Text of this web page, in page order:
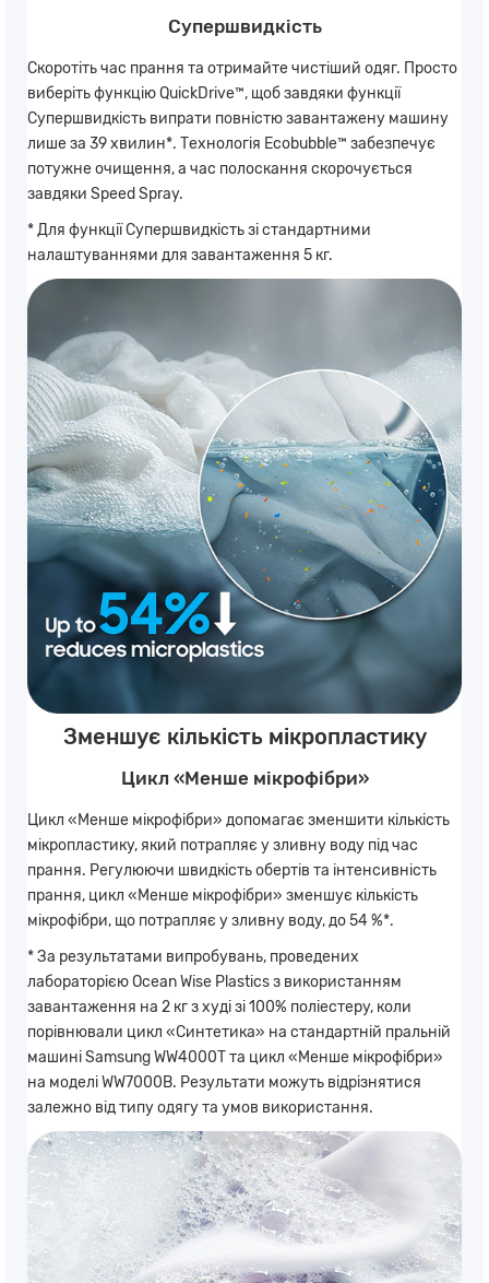
Супершвидкість
Скоротіть час прання та отримайте чистіший одяг. Просто
виберіть функцію QuickDrive™, щоб завдяки функції
Супершвидкість випрати повністю завантажену машину
лише за 39 хвилин*. Технологія Ecobubble™ забезпечує
потужне очищення, а час полоскання скорочується
завдяки Speed Spray.
* Для функції Супершвидкість зі стандартними
налаштуваннями для завантаження 5 кг.
Зменшує кількість мікропластику
Цикл «Менше мікрофібри»
Цикл «Менше мікрофібри» допомагає зменшити кількість
мікропластику, який потрапляє у зливну воду під час
прання. Регулюючи швидкість обертів та інтенсивність
прання, цикл «Менше мікрофібри» зменшує кількість
мікрофібри, що потрапляє у зливну воду, до 54 %*.
* За результатами випробувань, проведених
лабораторією Ocean Wise Plastics з використанням
завантаження на 2 кг з худі зі 100% поліестеру, коли
порівнювали цикл «Синтетика» на стандартній пральній
машині Samsung WW4000T та цикл «Менше мікрофібри»
на моделі WW7000B. Результати можуть відрізнятися
залежно від типу одягу та умов використання.